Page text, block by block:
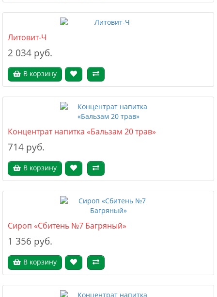
Литовит-Ч
2 034 руб.
В корзину
Концентрат напитка «Бальзам 20 трав»
714 руб.
В корзину
Сироп «Сбитень №7 Багряный»
1 356 руб.
В корзину